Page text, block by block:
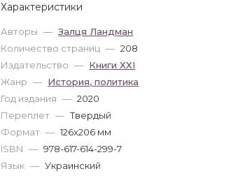
Характеристики
Авторы — Залця Ландман
Количество страниц — 208
Издательство — Книги ХХІ
Жанр — История, политика
Год издания — 2020
Переплет — Твердый
Формат — 126x206 мм
ISBN — 978-617-614-299-7
Язык — Украинский